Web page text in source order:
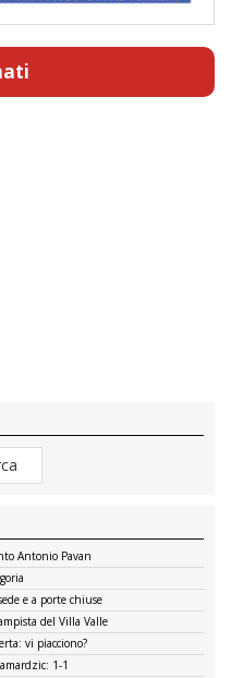
Antonio Pavan
e a porte chiuse
del Villa Valle
vi piacciono?
1-1